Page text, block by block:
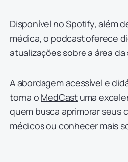
Disponível no Spotify, além
médica, o podcast oferece
atualizações sobre a área da
A abordagem acessível e
torna o MedCast uma
quem busca aprimorar seus
médicos ou conhecer mais